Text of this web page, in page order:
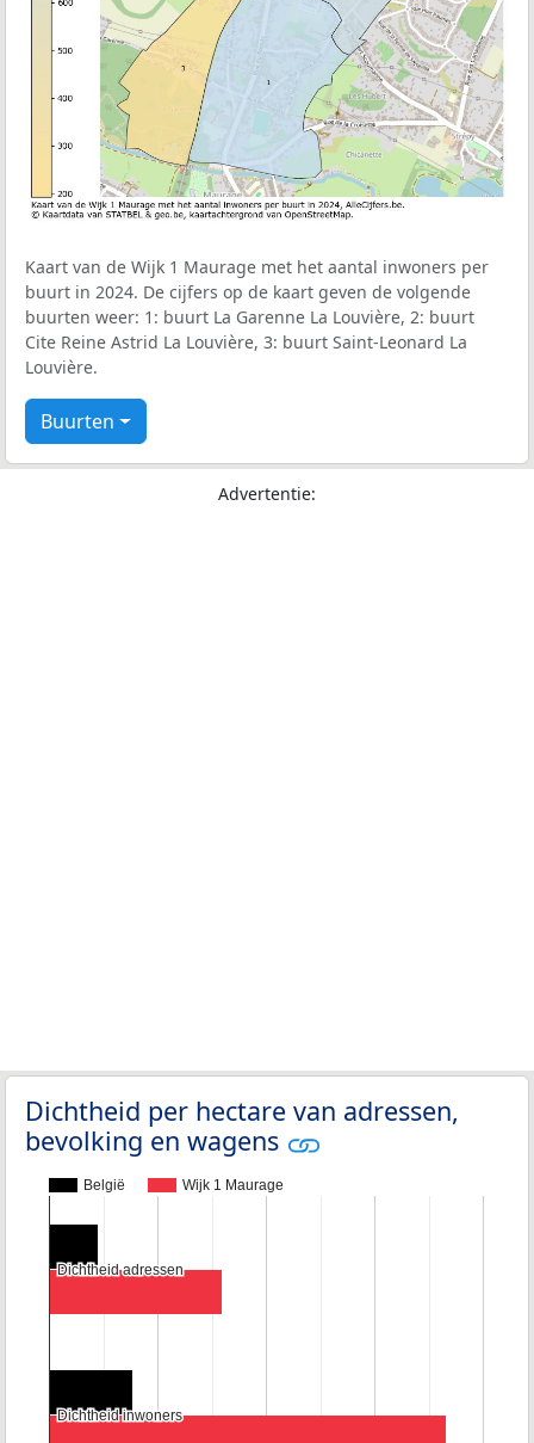
Kaart van de Wijk 1 Maurage met het aantal inwoners per
buurt in 2024. De cijfers op de kaart geven de volgende
buurten weer: 1: buurt La Garenne La Louvière, 2: buurt
Cite Reine Astrid La Louvière, 3: buurt Saint-Leonard La
Louvière.
Buurten
Advertentie:
Dichtheid per hectare van adressen,
bevolking en wagens
België Wijk 1 Maurage
Dichtheid adressen
Dichtheid adressen
Dichtheid inwoners
Dichtheid inwoners